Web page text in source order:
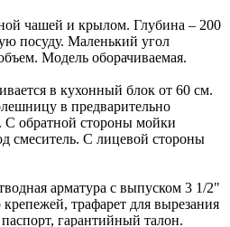
чашей и крылом. Глубина – 200
посуду. Маленький угол
Модель оборачиваемая.
в кухонный блок от 60 см.
в предварительно
С обратной стороны мойки
смеситель. С лицевой стороны
арматура с выпуском 3 1/2"
трафарет для вырезания
гарантийный талон.